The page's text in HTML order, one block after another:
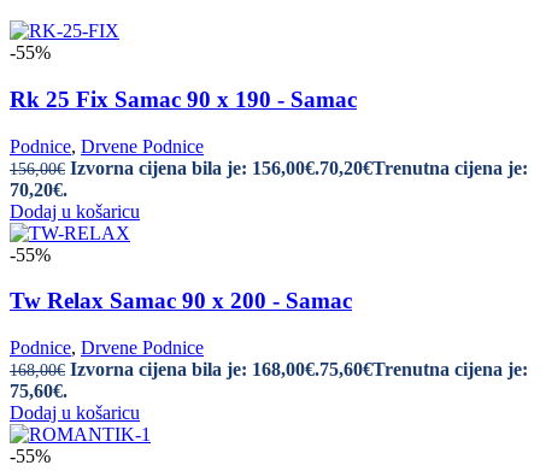
-55%
Rk 25 Fix Samac 90 x 190 - Samac
Podnice, Drvene Podnice
156,00€ Izvorna cijena bila je: 156,00€.70,20€Trenutna cijena je:
70,20€.
Dodaj u košaricu
-55%
Tw Relax Samac 90 x 200 - Samac
Podnice, Drvene Podnice
168,00€ Izvorna cijena bila je: 168,00€.75,60€Trenutna cijena je:
75,60€.
Dodaj u košaricu
-55%